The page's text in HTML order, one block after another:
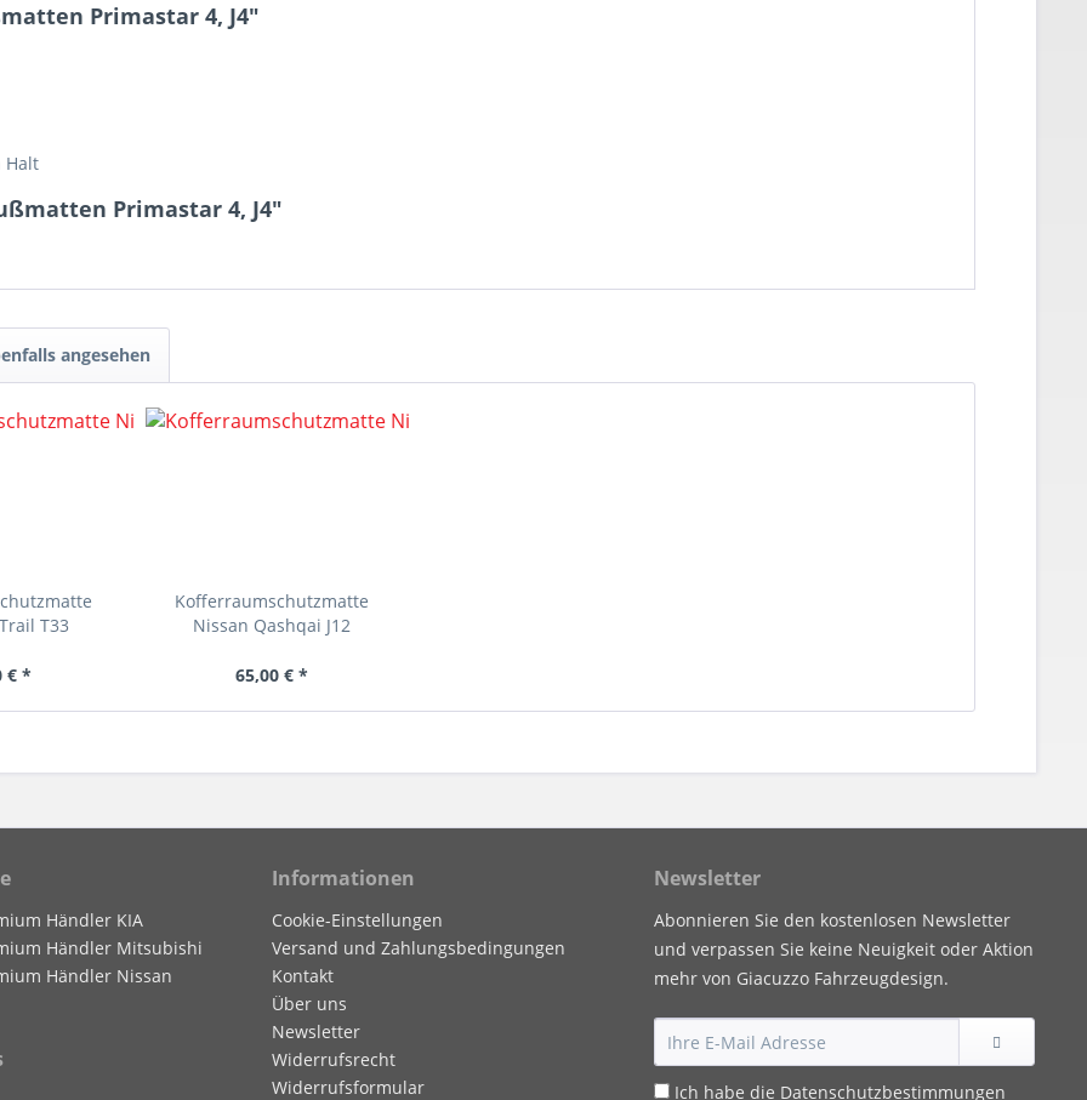
Primastar 4, J4"
Halt
Primastar 4, J4"
angesehen
T33
€ *
Kofferraumschutzmatte
Nissan Qashqai J12
65,00 € *
Händler KIA
Händler Mitsubishi
Händler Nissan
Informationen
Cookie-Einstellungen
Versand und Zahlungsbedingungen
Kontakt
Über uns
Newsletter
Widerrufsrecht
Widerrufsformular
Newsletter
Abonnieren Sie den kostenlosen Newsletter
und verpassen Sie keine Neuigkeit oder Aktion
mehr von Giacuzzo Fahrzeugdesign.
Ich habe die Datenschutzbestimmungen